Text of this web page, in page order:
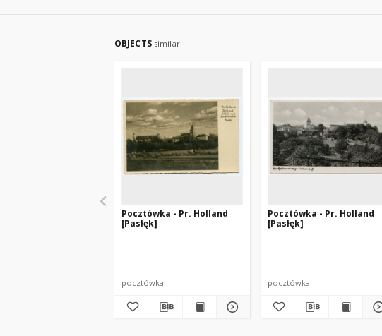
OBJECTS similar
Pocztówka - Pr. Holland
[Pasłęk]
pocztówka
Pocztówka - Pr. Holland
[Pasłęk]
pocztówka